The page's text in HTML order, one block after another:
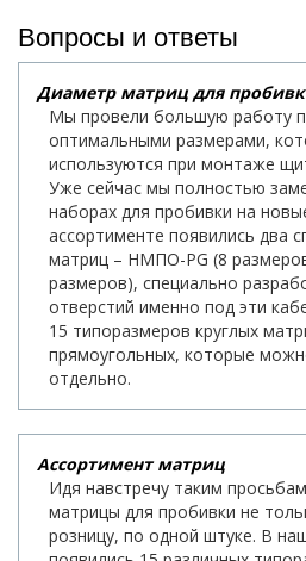
Вопросы и ответы
Диаметр матриц для
Мы провели большую работу
оптимальными размерами,
используются при монтаже
Уже сейчас мы полностью
наборах для пробивки на
ассортименте появились два
матриц – НМПО-PG (8
размеров), специально
отверстий именно под эти
15 типоразмеров круглых
прямоугольных, которые
отдельно.
Ассортимент матриц
Идя навстречу таким
матрицы для пробивки не
розницу, по одной штуке. В